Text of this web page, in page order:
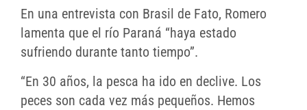
En una entrevista con Brasil de Fato, Romero
lamenta que el río Paraná “haya estado
sufriendo durante tanto tiempo”.
“En 30 años, la pesca ha ido en declive. Los
peces son cada vez más pequeños. Hemos